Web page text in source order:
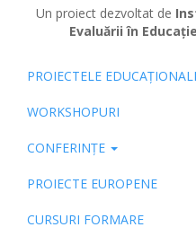
Un proiect dezvoltat de
Evaluării în Educație
Pub
PROIECTELE
WORKSHOPURI
CONFERINȚE
PROIECTE EUROPENE
CURSURI FORMARE